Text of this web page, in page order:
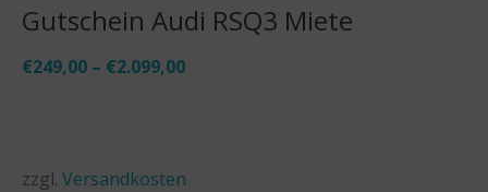
Gutschein Audi RSQ3 Miete
€249,00 – €2.099,00
zzgl. Versandkosten